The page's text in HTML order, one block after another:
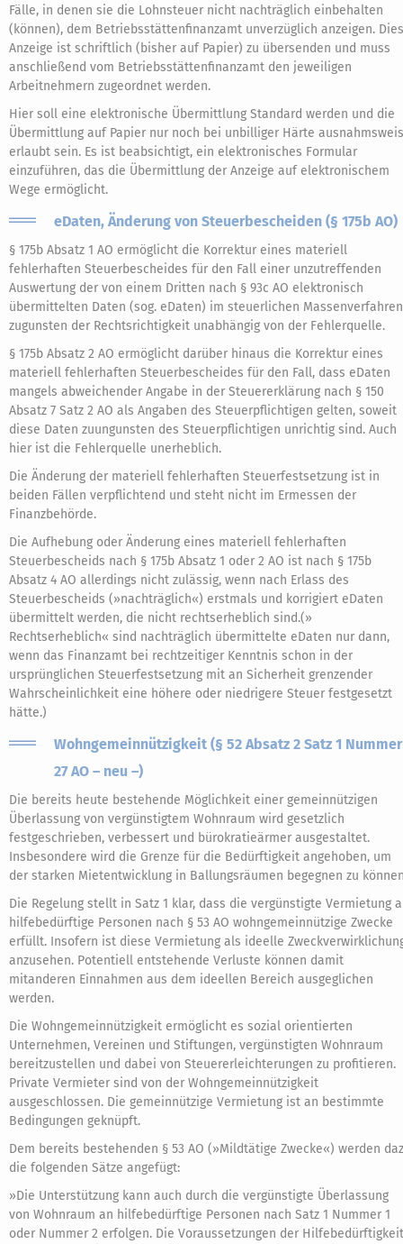
Fälle, in denen sie die Lohnsteuer nicht nachträglich einbehalten
(können), dem Betriebsstättenfinanzamt unverzüglich anzeigen.
Anzeige ist schriftlich (bisher auf Papier) zu übersenden und muss
anschließend vom Betriebsstättenfinanzamt den jeweiligen
Arbeitnehmern zugeordnet werden.
Hier soll eine elektronische Übermittlung Standard werden und die
Übermittlung auf Papier nur noch bei unbilliger Härte
erlaubt sein. Es ist beabsichtigt, ein elektronisches Formular
einzuführen, das die Übermittlung der Anzeige auf elektronischem
Wege ermöglicht.
eDaten, Änderung von Steuerbescheiden (§ 175b AO)
§ 175b Absatz 1 AO ermöglicht die Korrektur eines materiell
fehlerhaften Steuerbescheides für den Fall einer unzutreffenden
Auswertung der von einem Dritten nach § 93c AO elektronisch
übermittelten Daten (sog. eDaten) im steuerlichen Massenverfahren
zugunsten der Rechtsrichtigkeit unabhängig von der Fehlerquelle.
§ 175b Absatz 2 AO ermöglicht darüber hinaus die Korrektur eines
materiell fehlerhaften Steuerbescheides für den Fall, dass eDaten
mangels abweichender Angabe in der Steuererklärung nach § 150
Absatz 7 Satz 2 AO als Angaben des Steuerpflichtigen gelten, soweit
diese Daten zuungunsten des Steuerpflichtigen unrichtig sind. Auch
hier ist die Fehlerquelle unerheblich.
Die Änderung der materiell fehlerhaften Steuerfestsetzung ist in
beiden Fällen verpflichtend und steht nicht im Ermessen der
Finanzbehörde.
Die Aufhebung oder Änderung eines materiell fehlerhaften
Steuerbescheids nach § 175b Absatz 1 oder 2 AO ist nach § 175b
Absatz 4 AO allerdings nicht zulässig, wenn nach Erlass des
Steuerbescheids (»nachträglich«) erstmals und korrigiert eDaten
übermittelt werden, die nicht rechtserheblich sind.(»
Rechtserheblich« sind nachträglich übermittelte eDaten nur dann,
wenn das Finanzamt bei rechtzeitiger Kenntnis schon in der
ursprünglichen Steuerfestsetzung mit an Sicherheit grenzender
Wahrscheinlichkeit eine höhere oder niedrigere Steuer festgesetzt
hätte.)
Wohngemeinnützigkeit (§ 52 Absatz 2 Satz 1 Nummer
27 AO – neu –)
Die bereits heute bestehende Möglichkeit einer gemeinnützigen
Überlassung von vergünstigtem Wohnraum wird gesetzlich
festgeschrieben, verbessert und bürokratieärmer ausgestaltet.
Insbesondere wird die Grenze für die Bedürftigkeit angehoben, um
der starken Mietentwicklung in Ballungsräumen begegnen zu
Die Regelung stellt in Satz 1 klar, dass die vergünstigte Vermietung
hilfebedürftige Personen nach § 53 AO wohngemeinnützige Zwecke
erfüllt. Insofern ist diese Vermietung als ideelle
anzusehen. Potentiell entstehende Verluste können damit
mitanderen Einnahmen aus dem ideellen Bereich ausgeglichen
werden.
Die Wohngemeinnützigkeit ermöglicht es sozial orientierten
Unternehmen, Vereinen und Stiftungen, vergünstigten Wohnraum
bereitzustellen und dabei von Steuererleichterungen zu profitieren.
Private Vermieter sind von der Wohngemeinnützigkeit
ausgeschlossen. Die gemeinnützige Vermietung ist an bestimmte
Bedingungen geknüpft.
Dem bereits bestehenden § 53 AO (»Mildtätige Zwecke«) werden
die folgenden Sätze angefügt:
»Die Unterstützung kann auch durch die vergünstigte Überlassung
von Wohnraum an hilfebedürftige Personen nach Satz 1 Nummer 1
oder Nummer 2 erfolgen. Die Voraussetzungen der Hilfebedürftigkeit